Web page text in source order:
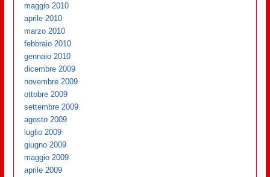
maggio 2010
aprile 2010
marzo 2010
febbraio 2010
gennaio 2010
dicembre 2009
novembre 2009
ottobre 2009
settembre 2009
agosto 2009
luglio 2009
giugno 2009
maggio 2009
aprile 2009